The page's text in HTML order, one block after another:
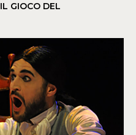
IL GIOCO DEL